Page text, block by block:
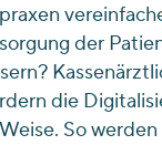
der
die
So